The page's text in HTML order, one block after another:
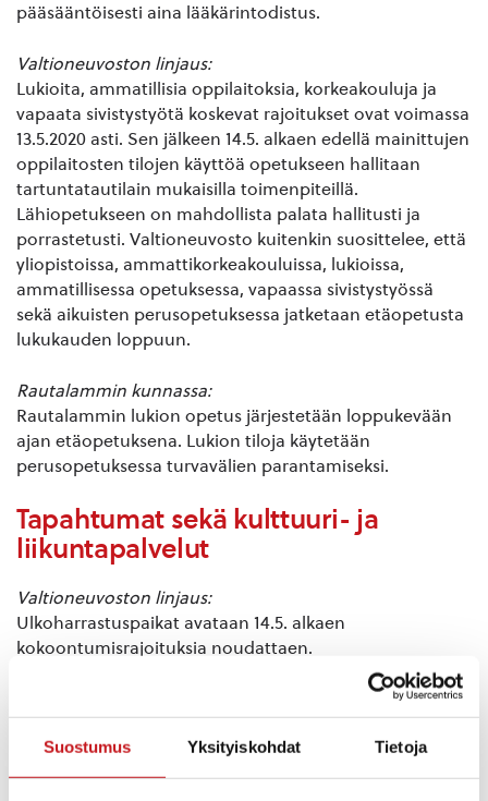
Suostumus Yksityiskohdat Tietoja
pääsääntöisesti aina lääkärintodistus.
Valtioneuvoston linjaus:
Lukioita, ammatillisia oppilaitoksia, korkeakouluja ja
vapaata sivistystyötä koskevat rajoitukset ovat voimassa
13.5.2020 asti. Sen jälkeen 14.5. alkaen edellä mainittujen
oppilaitosten tilojen käyttöä opetukseen hallitaan
tartuntatautilain mukaisilla toimenpiteillä.
Lähiopetukseen on mahdollista palata hallitusti ja
porrastetusti. Valtioneuvosto kuitenkin suosittelee, että
yliopistoissa, ammattikorkeakouluissa, lukioissa,
ammatillisessa opetuksessa, vapaassa sivistystyössä
sekä aikuisten perusopetuksessa jatketaan etäopetusta
lukukauden loppuun.
Rautalammin kunnassa:
Rautalammin lukion opetus järjestetään loppukevään
ajan etäopetuksena. Lukion tiloja käytetään
perusopetuksessa turvavälien parantamiseksi.
Tapahtumat sekä kulttuuri- ja
liikuntapalvelut
Valtioneuvoston linjaus:
Ulkoharrastuspaikat avataan 14.5. alkaen
kokoontumisrajoituksia noudattaen.
Toimitaan valtioneuvoston linjauksen mukaisesti.
Valtioneuvoston linjaus: